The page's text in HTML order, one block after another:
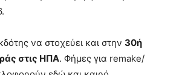
να στοχεύει και στην 30ή
στις ΗΠΑ. Φήμες για remake/